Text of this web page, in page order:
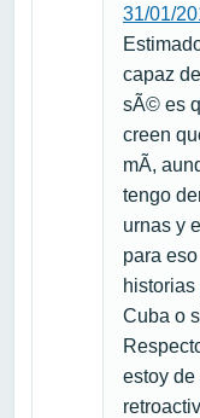
31/01/
capaz
sÃ© es
creen
mÃ­,
tengo
urnas y
para
Cuba o
estoy de